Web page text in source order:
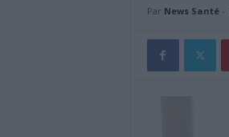
Par News Santé-